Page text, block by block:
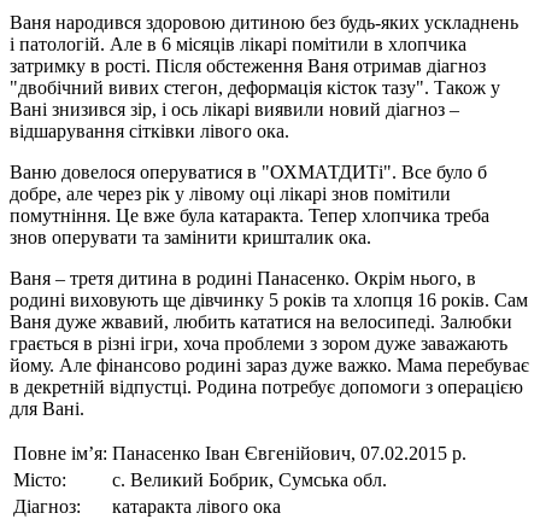
Ваня народився здоровою дитиною без будь-яких ускладнень
і патологій. Але в 6 місяців лікарі помітили в хлопчика
затримку в рості. Після обстеження Ваня отримав діагноз
"двобічний вивих стегон, деформація кісток тазу". Також у
Вані знизився зір, і ось лікарі виявили новий діагноз –
відшарування сітківки лівого ока.
Ваню довелося оперуватися в "ОХМАТДИТі". Все було б
добре, але через рік у лівому оці лікарі знов помітили
помутніння. Це вже була катаракта. Тепер хлопчика треба
знов оперувати та замінити кришталик ока.
Ваня – третя дитина в родині Панасенко. Окрім нього, в
родині виховують ще дівчинку 5 років та хлопця 16 років. Сам
Ваня дуже жвавий, любить кататися на велосипеді. Залюбки
грається в різні ігри, хоча проблеми з зором дуже заважають
йому. Але фінансово родині зараз дуже важко. Мама перебуває
в декретній відпустці. Родина потребує допомоги з операцією
для Вані.
Повне ім’я: Панасенко Іван Євгенійович, 07.02.2015 р.
Місто:
с. Великий Бобрик, Сумська обл.
Діагноз:
катаракта лівого ока